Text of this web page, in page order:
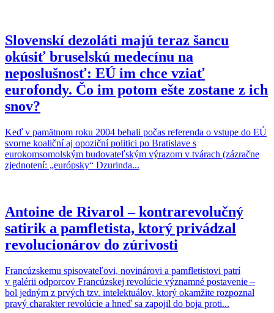
Slovenskí dezoláti majú teraz šancu
okúsiť bruselskú medecínu na
neposlušnosť: EÚ im chce vziať
eurofondy. Čo im potom ešte zostane z ich
snov?
Keď v pamätnom roku 2004 behali počas referenda o vstupe do EÚ
svorne koaliční aj opoziční politici po Bratislave s
eurokomsomolským budovateľským výrazom v tvárach (zázračne
zjednotení: „európsky“ Dzurinda...
Antoine de Rivarol – kontrarevolučný
satirik a pamfletista, ktorý privádzal
revolucionárov do zúrivosti
Francúzskemu spisovateľovi, novinárovi a pamfletistovi patrí
v galérii odporcov Francúzskej revolúcie významné postavenie –
bol jedným z prvých tzv. intelektuálov, ktorý okamžite rozpoznal
pravý charakter revolúcie a hneď sa zapojil do boja proti...